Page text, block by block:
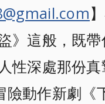
》這般，既
性深處那份
險動作新劇《